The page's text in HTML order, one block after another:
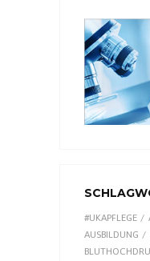
#UKAPFLEGE
AUSBILDUNG